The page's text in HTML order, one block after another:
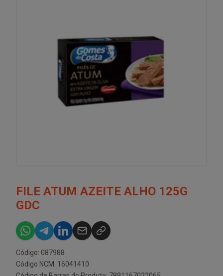
FILE ATUM AZEITE ALHO 125G
GDC
Código: 087988
Código NCM: 16041410